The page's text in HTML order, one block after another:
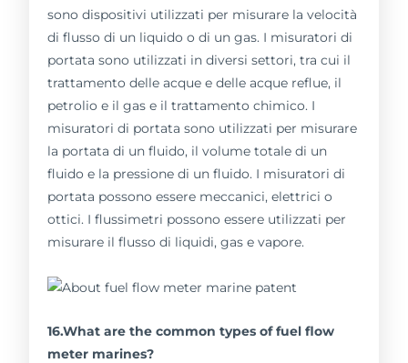
sono dispositivi utilizzati per misurare la velocità
di flusso di un liquido o di un gas. I misuratori di
portata sono utilizzati in diversi settori, tra cui il
trattamento delle acque e delle acque reflue, il
petrolio e il gas e il trattamento chimico. I
misuratori di portata sono utilizzati per misurare
la portata di un fluido, il volume totale di un
fluido e la pressione di un fluido. I misuratori di
portata possono essere meccanici, elettrici o
ottici. I flussimetri possono essere utilizzati per
misurare il flusso di liquidi, gas e vapore.
16.What are the common types of fuel flow
meter marines?